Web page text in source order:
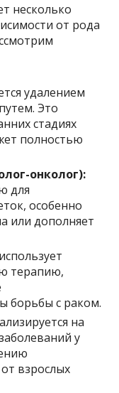
несколько
от рода
удалением
Это
стадиях
полностью
онколог):
для
особенно
или дополняет
использует
терапию,
борьбы с раком.
на
у
взрослых